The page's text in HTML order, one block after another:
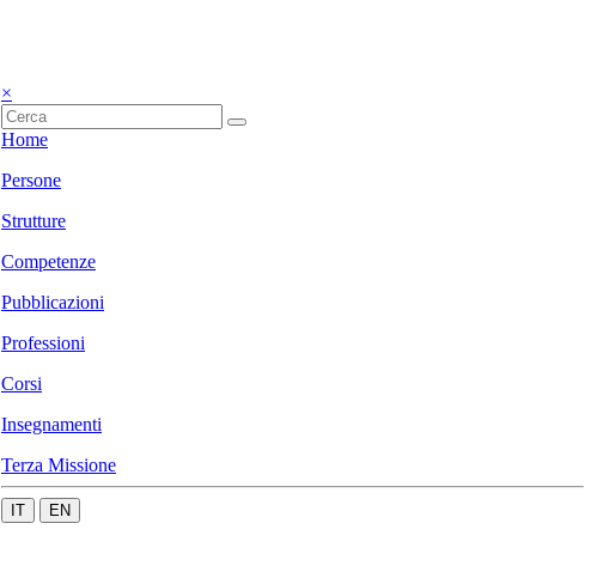
×
Home
Persone
Strutture
Competenze
Pubblicazioni
Professioni
Corsi
Insegnamenti
Terza Missione
IT EN